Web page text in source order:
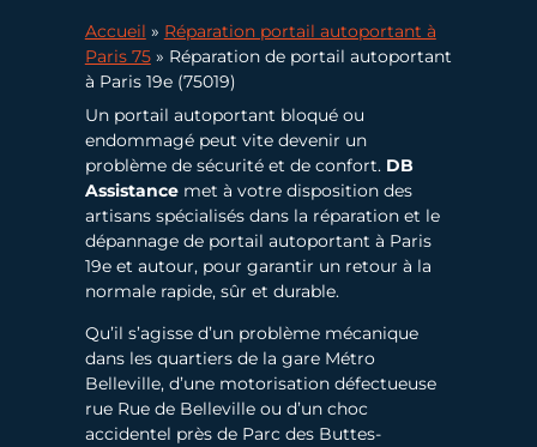
Accueil » Réparation portail autoportant à
Paris 75» Réparation de portail autoportant
à Paris 19e (75019)
Un portail autoportant bloqué ou
endommagé peut vite devenir un
problème de sécurité et de confort. DB
Assistancemet à votre disposition des
artisans spécialisés dans la réparation et le
dépannage de portail autoportant à Paris
19e et autour, pour garantir un retour à la
normale rapide, sûr et durable.
Qu’il s’agisse d’un problème mécanique
dans les quartiers de la gare Métro
Belleville, d’une motorisation défectueuse
rue Rue de Belleville ou d’un choc
accidentel près de Parc des Buttes-